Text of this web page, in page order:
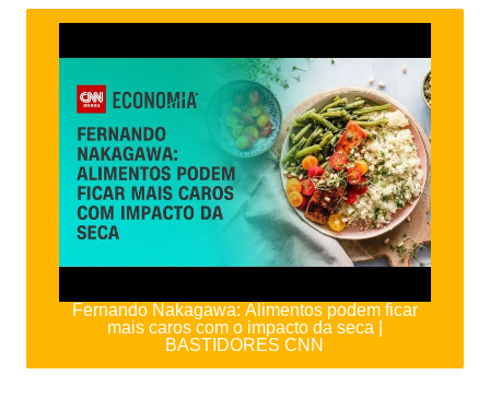
Fernando Nakagawa: Alimentos podem ficar
mais caros com o impacto da seca |
BASTIDORES CNN